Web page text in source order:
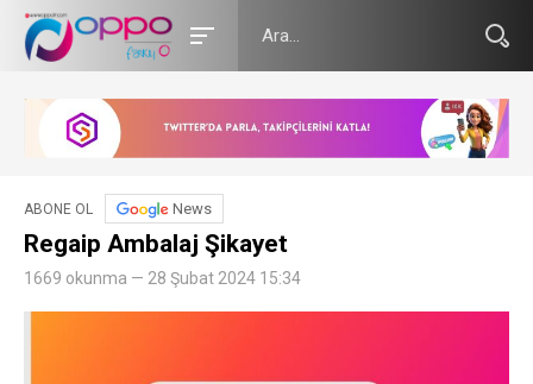
ABONE OL News
Regaip Ambalaj Şikayet
1669 okunma — 28 Şubat 2024 15:34